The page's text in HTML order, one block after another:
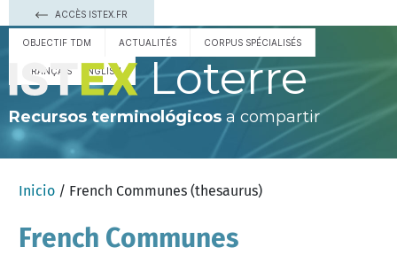
ACCÈS ISTEX.FR
OBJECTIF TDM ACTUALITÉS CORPUS SPÉCIALISÉS
FRANÇAIS ENGLISH Loterre
Recursos terminológicos a compartir
Inicio / French Communes (thesaurus)
French Communes